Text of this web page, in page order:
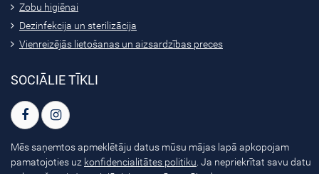
Zobu higiēnai
Dezinfekcija un sterilizācija
Vienreizējās lietošanas un aizsardzības preces
SOCIĀLIE TĪKLI
Mēs saņemtos apmeklētāju datus mūsu mājas lapā apkopojam
pamatojoties uz konfidencialitātes politiku . Ja nepriekrītat savu datu